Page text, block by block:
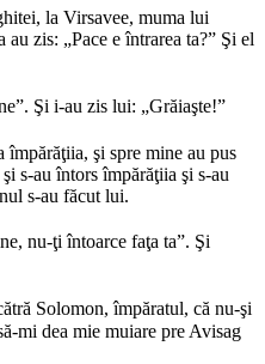
la Virsavee, muma lui
zis: „Pace e întrarea ta?” Şi el
Şi i-au zis lui: „Grăiaşte!”
împărăţiia, şi spre mine au pus
s-au întors împărăţiia şi s-au
s-au făcut lui.
nu-ţi întoarce faţa ta”. Şi
Solomon, împăratul, că nu-şi
mi dea mie muiare pre Avisag